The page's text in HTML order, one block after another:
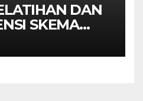
DAN
SKEMA